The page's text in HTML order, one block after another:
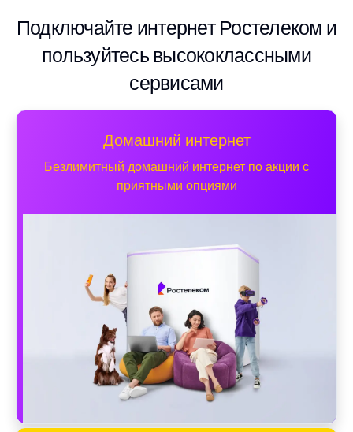
Подключайте интернет Ростелеком и
пользуйтесь высококлассными
сервисами
Домашний интернет
Безлимитный домашний интернет по акции с
приятными опциями